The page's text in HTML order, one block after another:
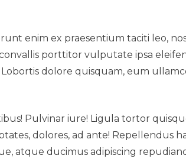
enim ex praesentium taciti leo,
porttitor vulputate ipsa
dolore quisquam, eum
Pulvinar iure! Ligula tortor
dolores, ad ante! Repellendus
atque ducimus adipiscing